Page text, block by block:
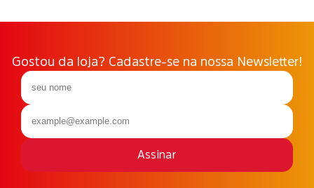
Gostou da loja? Cadastre-se na nossa Newsletter!
Assinar